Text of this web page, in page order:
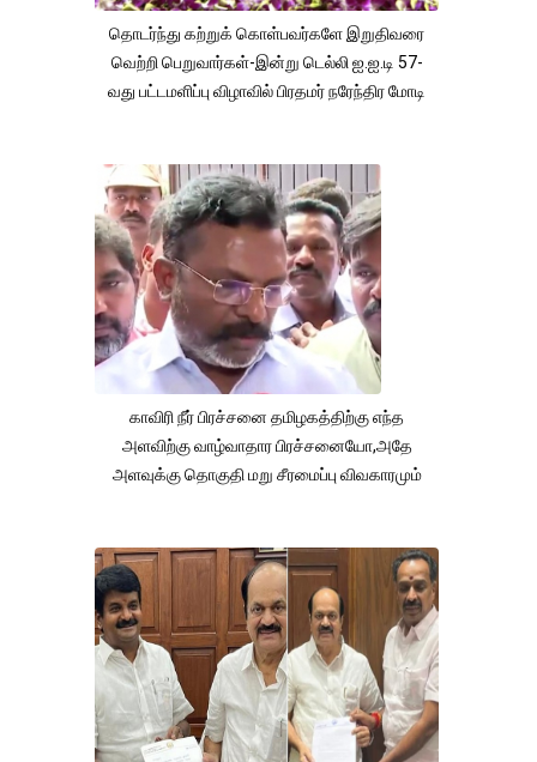
தொடர்ந்து கற்றுக் கொள்பவர்களே இறுதிவரை
வெற்றி பெறுவார்கள்-இன்று டெல்லி ஐ.ஐ.டி 57-
வது பட்டமளிப்பு விழாவில் பிரதமர் நரேந்திர மோடி
காவிரி நீர் பிரச்சனை தமிழகத்திற்கு எந்த
அளவிற்கு வாழ்வாதார பிரச்சனையோ,அதே
அளவுக்கு தொகுதி மறு சீரமைப்பு விவகாரமும்